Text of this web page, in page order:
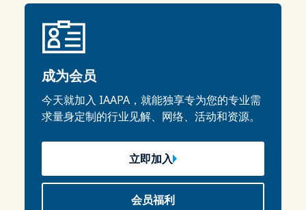
成为会员
今天就加入 IAAPA，就能独享专为您的专业需
求量身定制的行业见解、网络、活动和资源。
立即加入
会员福利